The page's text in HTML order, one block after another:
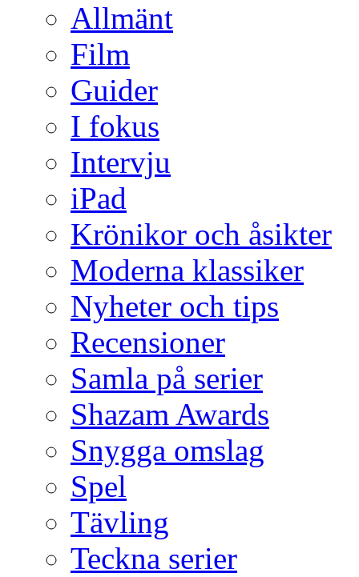
Allmänt
Film
Guider
I fokus
Intervju
iPad
Krönikor och åsikter
Moderna klassiker
Nyheter och tips
Recensioner
Samla på serier
Shazam Awards
Snygga omslag
Spel
Tävling
Teckna serier